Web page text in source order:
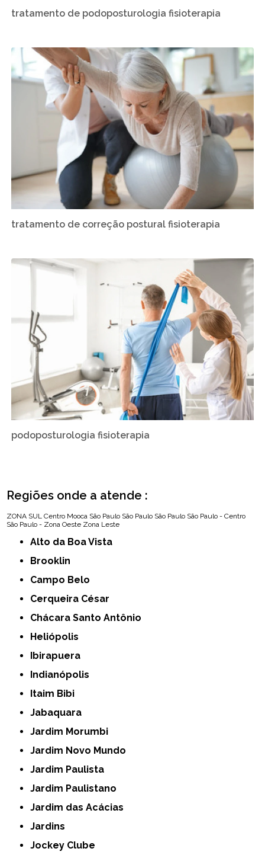
tratamento de podoposturologia fisioterapia
tratamento de correção postural fisioterapia
podoposturologia fisioterapia
Regiões onde a atende :
ZONA SUL Centro Mooca São Paulo São Paulo São Paulo São Paulo - Centro
São Paulo - Zona Oeste Zona Leste
Alto da Boa Vista
Brooklin
Campo Belo
Cerqueira César
Chácara Santo Antônio
Heliópolis
Ibirapuera
Indianópolis
Itaim Bibi
Jabaquara
Jardim Morumbi
Jardim Novo Mundo
Jardim Paulista
Jardim Paulistano
Jardim das Acácias
Jardins
Jockey Clube